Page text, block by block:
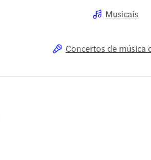
Musicais
Concertos de música